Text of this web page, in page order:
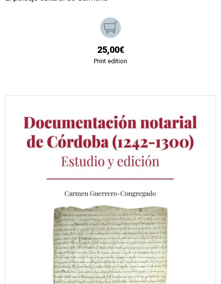
25,00€
Print edition